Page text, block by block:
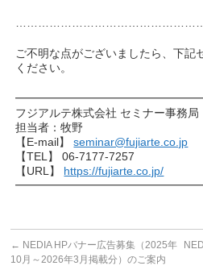
ご不明な点がございましたら、下記
ください。
フジアルテ株式会社 セミナー事務局
担当者：牧野
【E-mail】seminar@fujiarte.co.jp
【TEL】 06-7177-7257
【URL】 https://fujiarte.co.jp/
← NEDIA HPバナー広告募集（2025年
10月～2026年3月掲載分）のご案内